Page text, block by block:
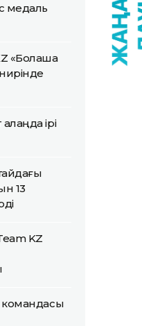
медаль
«Болашақ
ірі
13
KZ
командасы